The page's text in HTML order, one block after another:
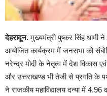
देहरादून.मुख्यमंत्री पुष्कर सिंह धामी
आयोजित कार्यक्रम में जनसभा को
नरेन्द्र मोदी के नेतृत्व में देश विकास एवं
और उत्तराखण्ड भी तेजी से प्रगति के
ने राजकीय महाविद्यालय दन्या में 4.96